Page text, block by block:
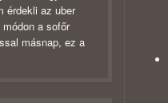
érdekli az uber
a sofőr
másnap, ez a